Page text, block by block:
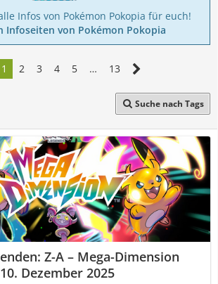
Infos von Pokémon Pokopia für euch!
Infoseiten von Pokémon Pokopia
1 2 3 4 5 … 13
Suche nach Tags
Z-A – Mega-Dimension
Dezember 2025